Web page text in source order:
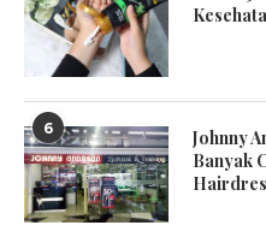
6
Johnny
Banyak